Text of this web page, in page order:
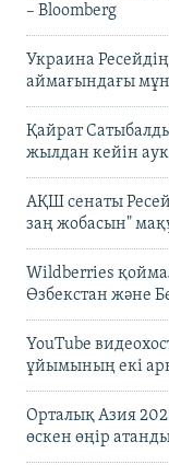
– Bloomberg
Украина
аймағындағы
Қайрат
жылдан кейін
АҚШ сенаты
заң жобасын"
Wildberries
Өзбекстан және
YouTube
ұйымының екі
Орталық Азия
өскен өңір